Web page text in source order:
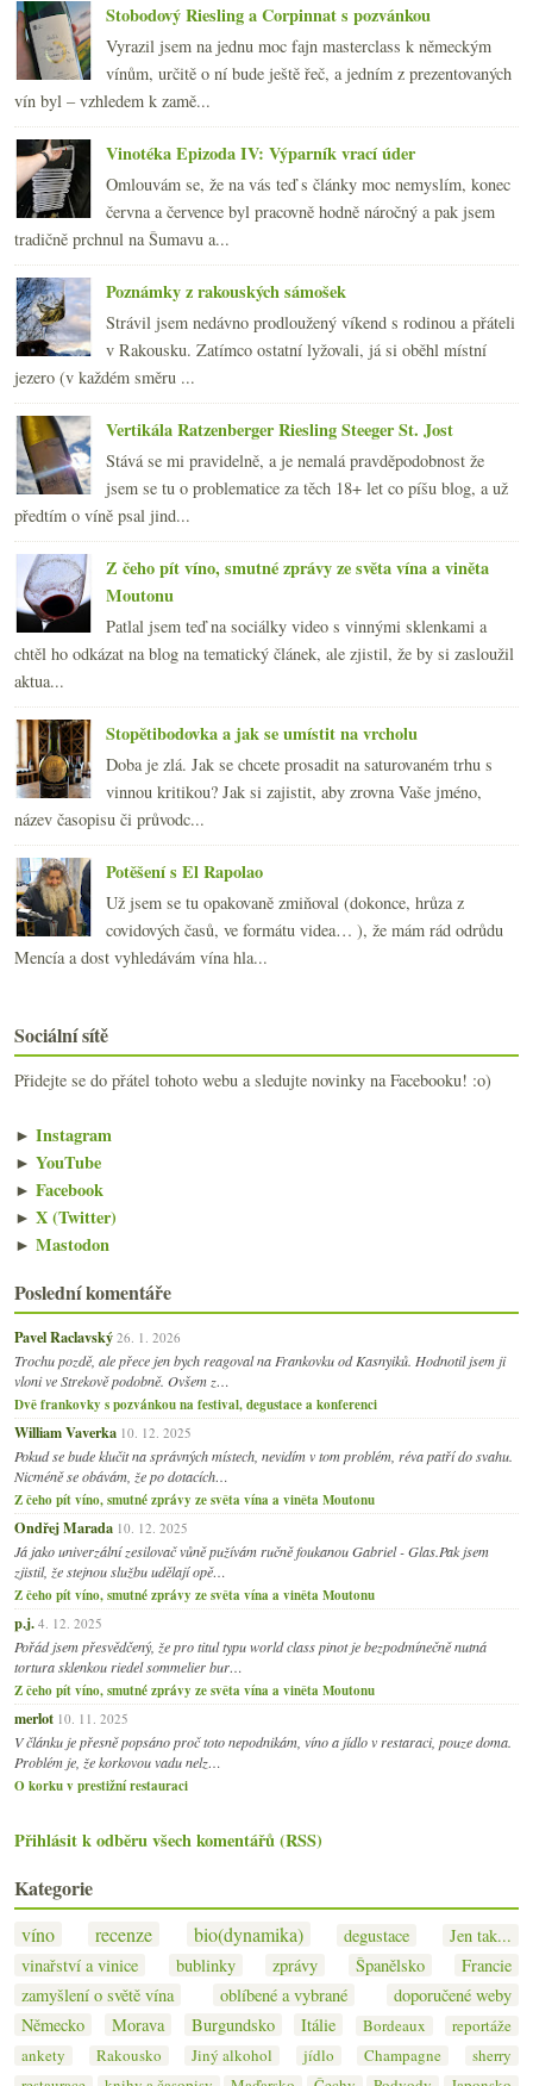
Stobodový Riesling a Corpinnat s pozvánkou
Vyrazil jsem na jednu moc fajn masterclass k německým
vínům, určitě o ní bude ještě řeč, a jedním z prezentovaných
vín byl – vzhledem k zamě...
Vinotéka Epizoda IV: Výparník vrací úder
Omlouvám se, že na vás teď s články moc nemyslím, konec
června a července byl pracovně hodně náročný a pak jsem
tradičně prchnul na Šumavu a...
Poznámky z rakouských sámošek
Strávil jsem nedávno prodloužený víkend s rodinou a přáteli
v Rakousku. Zatímco ostatní lyžovali, já si oběhl místní
jezero (v každém směru ...
Vertikála Ratzenberger Riesling Steeger St. Jost
Stává se mi pravidelně, a je nemalá pravděpodobnost že
jsem se tu o problematice za těch 18+ let co píšu blog, a už
předtím o víně psal jind...
Z čeho pít víno, smutné zprávy ze světa vína a viněta
Moutonu
Patlal jsem teď na sociálky video s vinnými sklenkami a
chtěl ho odkázat na blog na tematický článek, ale zjistil, že by si zasloužil
aktua...
Stopětibodovka a jak se umístit na vrcholu
Doba je zlá. Jak se chcete prosadit na saturovaném trhu s
vinnou kritikou? Jak si zajistit, aby zrovna Vaše jméno,
název časopisu či průvodc...
Potěšení s El Rapolao
Už jsem se tu opakovaně zmiňoval (dokonce, hrůza z
covidových časů, ve formátu videa… ), že mám rád odrůdu
Mencía a dost vyhledávám vína hla...
Sociální sítě
Přidejte se do přátel tohoto webu a sledujte novinky na Facebooku! :o)
► Instagram
► YouTube
► Facebook
► X (Twitter)
► Mastodon
Poslední komentáře
Pavel Raclavský 26. 1. 2026
Trochu pozdě, ale přece jen bych reagoval na Frankovku od Kasnyiků. Hodnotil jsem ji
vloni ve Strekově podobně. Ovšem z…
Dvě frankovky s pozvánkou na festival, degustace a konferenci
William Vaverka 10. 12. 2025
Pokud se bude klučit na správných místech, nevidím v tom problém, réva patří do svahu.
Nicméně se obávám, že po dotacích…
Z čeho pít víno, smutné zprávy ze světa vína a viněta Moutonu
Ondřej Marada 10. 12. 2025
Já jako univerzální zesilovač vůně pužívám ručně foukanou Gabriel - Glas.Pak jsem
zjistil, že stejnou službu udělají opě…
Z čeho pít víno, smutné zprávy ze světa vína a viněta Moutonu
p.j. 4. 12. 2025
Pořád jsem přesvědčený, že pro titul typu world class pinot je bezpodmínečně nutná
tortura sklenkou riedel sommelier bur…
Z čeho pít víno, smutné zprávy ze světa vína a viněta Moutonu
merlot 10. 11. 2025
V článku je přesně popsáno proč toto nepodnikám, víno a jídlo v restaraci, pouze doma.
Problém je, že korkovou vadu nelz…
O korku v prestižní restauraci
Přihlásit k odběru všech komentářů (RSS)
Kategorie
víno recenze bio(dynamika) degustace
Jen tak...
vinařství a vinice
bublinky zprávy Španělsko
Francie
zamyšlení o světě vína
oblíbené a vybrané
doporučené weby
Německo
Morava Burgundsko Itálie Bordeaux
reportáže
ankety
Rakousko Jiný alkohol jídlo Champagne
sherry